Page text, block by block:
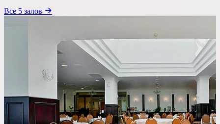
до 150 чел
—
Важные условия
Танцпол
Все 5 залов